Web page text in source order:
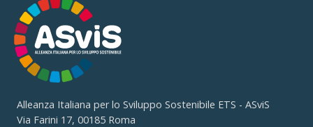
Alleanza Italiana per lo Sviluppo Sostenibile ETS - ASviS
Via Farini 17, 00185 Roma